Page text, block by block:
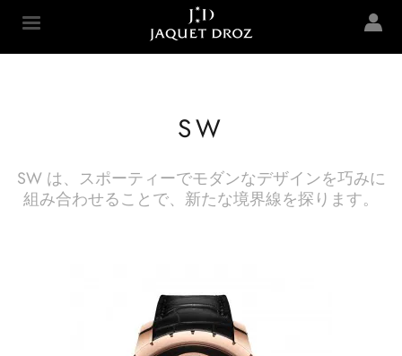
content
Jaquet Droz
SW
SW は、スポーティーでモダンなデザインを巧みに
組み合わせることで、新たな境界線を探ります。